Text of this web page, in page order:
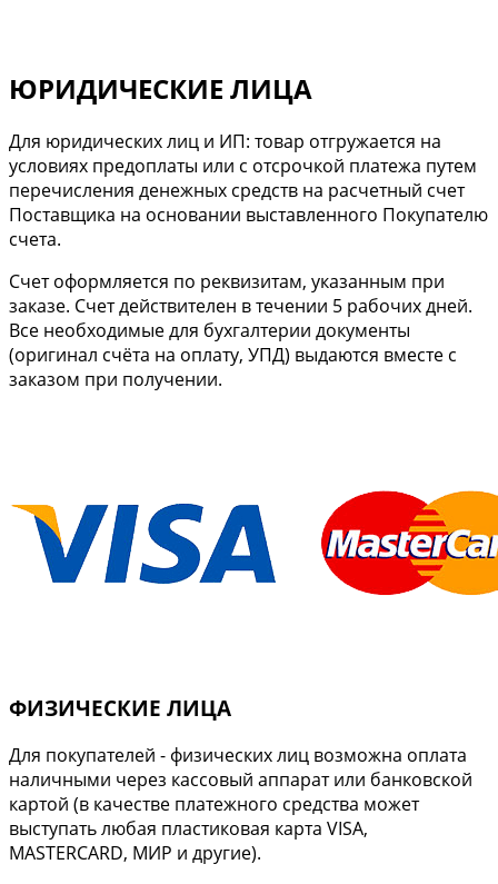
ЮРИДИЧЕСКИЕ ЛИЦА
Для юридических лиц и ИП: товар отгружается на
условиях предоплаты или с отсрочкой платежа путем
перечисления денежных средств на расчетный счет
Поставщика на основании выставленного Покупателю
счета.
Cчет оформляется по реквизитам, указанным при
заказе. Счет действителен в течении 5 рабочих дней.
Все необходимые для бухгалтерии документы
(оригинал счёта на оплату, УПД) выдаются вместе с
заказом при получении.
ФИЗИЧЕСКИЕ ЛИЦА
Для покупателей - физических лиц возможна оплата
наличными через кассовый аппарат или банковской
картой (в качестве платежного средства может
выступать любая пластиковая карта VISA,
MASTERCARD, МИР и другие).